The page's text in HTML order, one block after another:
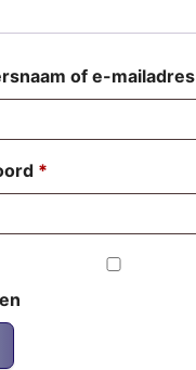
of e-mailadres
*